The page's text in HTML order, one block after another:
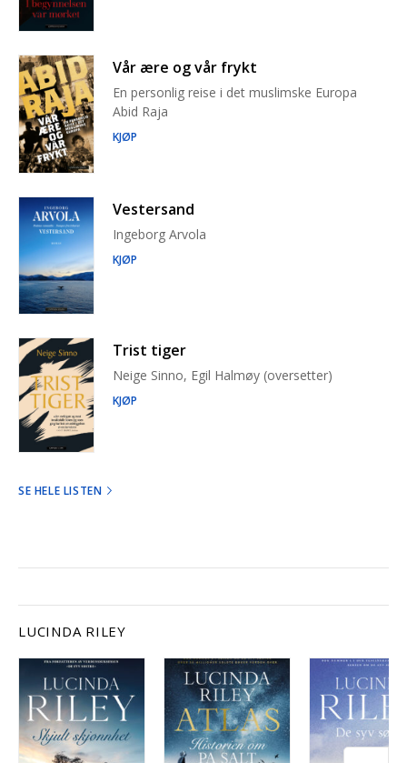
Vår ære og vår frykt
En personlig reise i det muslimske Europa
Abid Raja
KJØP
Vestersand
Ingeborg Arvola
KJØP
Trist tiger
Neige Sinno, Egil Halmøy (oversetter)
KJØP
SE HELE LISTEN
LUCINDA RILEY